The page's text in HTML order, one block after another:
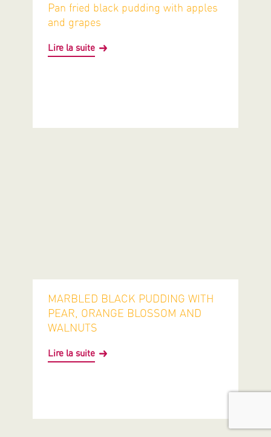
Pan fried black pudding with apples
and grapes
Lire la suite
MARBLED BLACK PUDDING WITH
PEAR, ORANGE BLOSSOM AND
WALNUTS
Lire la suite